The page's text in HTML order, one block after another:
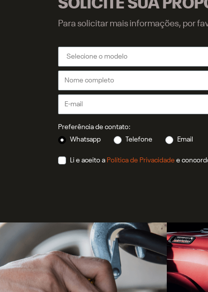
SOLICITE SUA
Para solicitar mais informações, por
Preferência de contato:
Whatsapp
Telefone Email
Li e aceito a Política de Privacidade e